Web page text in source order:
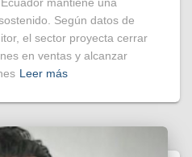
Según datos de
el sector proyecta cerrar
en ventas y alcanzar
Leer más